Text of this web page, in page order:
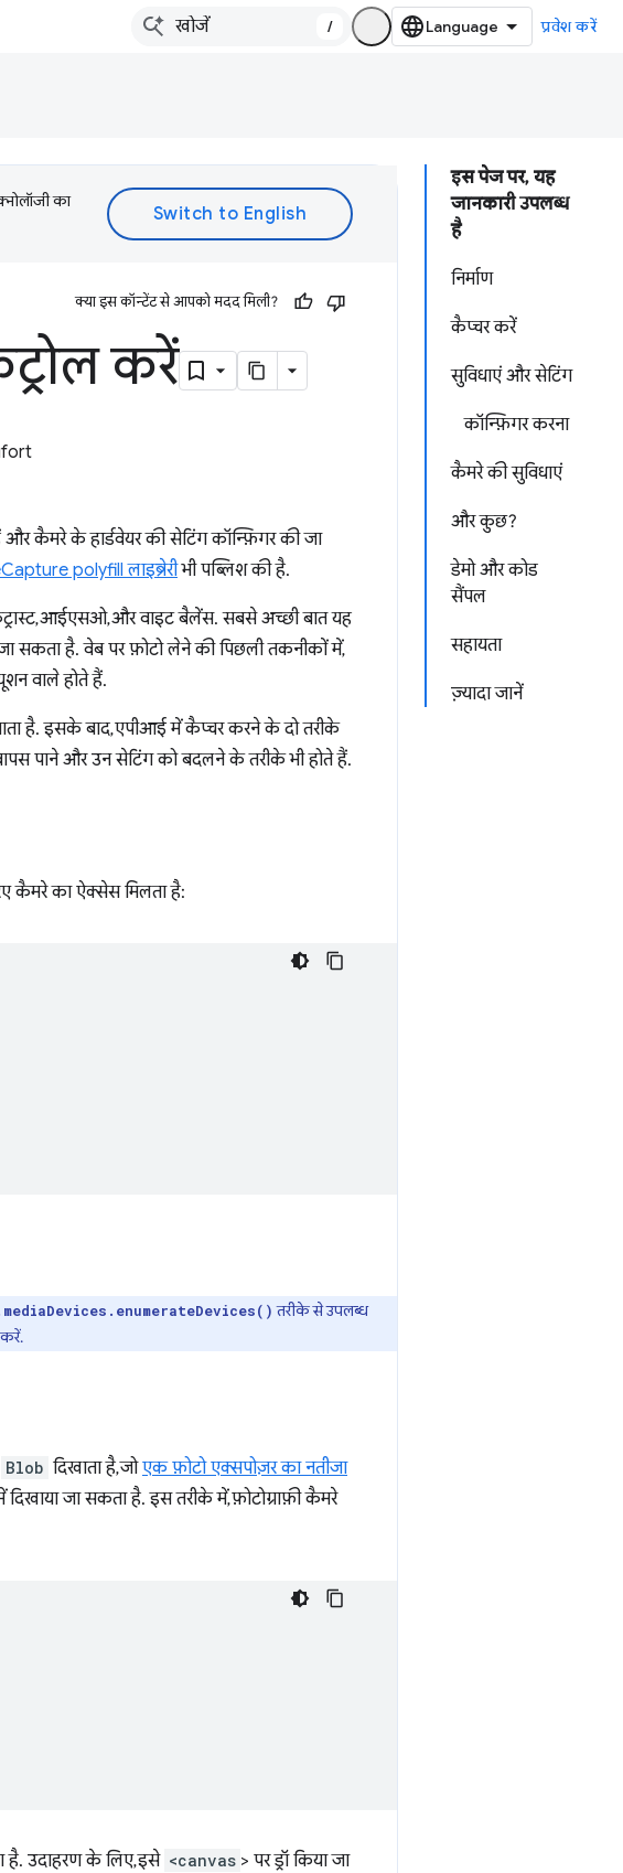
/ प्रवेश करें
इस पेज पर, यह
जानकारी उपलब्ध
है
निर्माण
कैप्चर करें
सुविधाएं और सेटिंग
कॉन्फ़िगर करना
कैमरे की सुविधाएं
और कुछ?
डेमो और कोड
सैंपल
सहायता
ज़्यादा जानें
का
क्या इस कॉन्टेंट से आपको मदद मिली?
करें
कैमरे के हार्डवेयर की सेटिंग कॉन्फ़िगर की जा
polyfill लाइब्रेरीभी पब्लिश की है.
आईएसओ, और वाइट बैलेंस. सबसे अच्छी बात यह
सकता है. वेब पर फ़ोटो लेने की पिछली तकनीकों में,
वाले होते हैं.
है. इसके बाद, एपीआई में कैप्चर करने के दो तरीके
पाने और उन सेटिंग को बदलने के तरीके भी होते हैं.
कैमरे का ऐक्सेस मिलता है:
तरीके से उपलब्ध
Blob दिखाता है, जोएक फ़ोटो एक्सपोज़र का नतीजा
दिखाया जा सकता है. इस तरीके में, फ़ोटोग्राफ़ी कैमरे
है. उदाहरण के लिए, इसे <canvas > पर ड्रॉ किया जा